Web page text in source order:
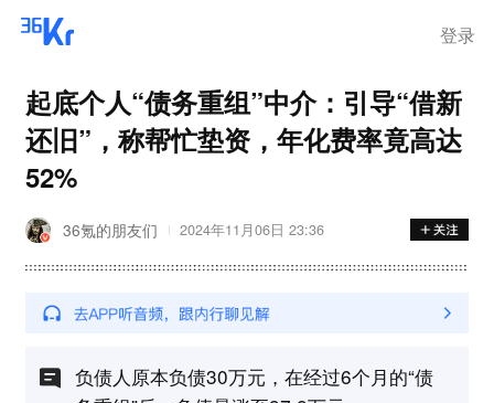
登录
起底个人“债务重组”中介：引导“借新
还旧”，称帮忙垫资，年化费率竟高达
52%
36氪的朋友们 2024年11月06日 23:36
负债人原本负债30万元，在经过6个月的“债